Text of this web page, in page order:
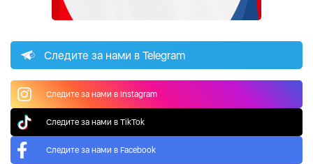
Следите за нами в Telegram
Следите за нами в Instagram
Следите за нами в TikTok
Следите за нами в Facebook